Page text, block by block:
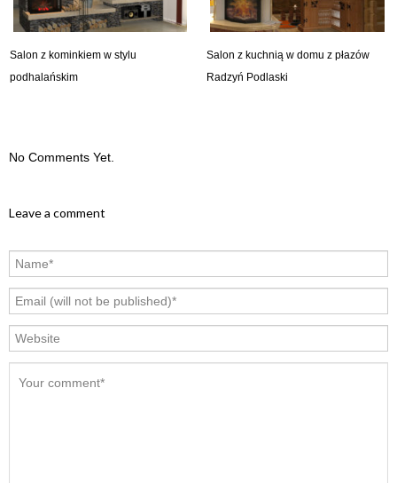
Salon z kominkiem w stylu
podhalańskim
Salon z kuchnią w domu z płazów
Radzyń Podlaski
No Comments Yet.
Leave a comment